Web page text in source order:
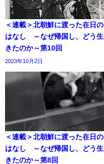
＜連載＞北朝鮮に渡った在日の
はなし ～なぜ帰国し、どう生
きたのか～第10回
2023年10月2日
＜連載＞北朝鮮に渡った在日の
はなし ～なぜ帰国し、どう生
きたのか～第8回